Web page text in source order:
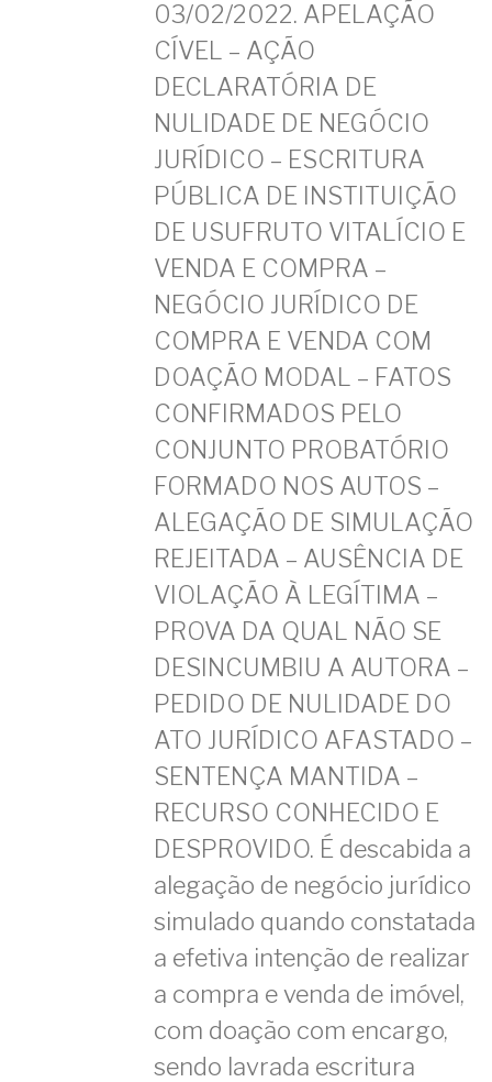
03/02/2022. APELAÇÃO
CÍVEL – AÇÃO
DECLARATÓRIA DE
NULIDADE DE NEGÓCIO
JURÍDICO – ESCRITURA
PÚBLICA DE INSTITUIÇÃO
DE USUFRUTO VITALÍCIO E
VENDA E COMPRA –
NEGÓCIO JURÍDICO DE
COMPRA E VENDA COM
DOAÇÃO MODAL – FATOS
CONFIRMADOS PELO
CONJUNTO PROBATÓRIO
FORMADO NOS AUTOS –
ALEGAÇÃO DE SIMULAÇÃO
REJEITADA – AUSÊNCIA DE
VIOLAÇÃO À LEGÍTIMA –
PROVA DA QUAL NÃO SE
DESINCUMBIU A AUTORA –
PEDIDO DE NULIDADE DO
ATO JURÍDICO AFASTADO –
SENTENÇA MANTIDA –
RECURSO CONHECIDO E
DESPROVIDO. É descabida a
alegação de negócio jurídico
simulado quando constatada
a efetiva intenção de realizar
a compra e venda de imóvel,
com doação com encargo,
sendo lavrada escritura